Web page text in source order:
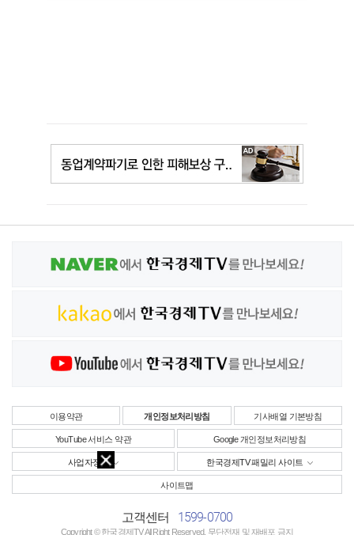
이용약관 개인정보처리방침 기사배열 기본방침
YouTube 서비스 약관 Google 개인정보처리방침
사업자정보 한국경제TV 패밀리 사이트
사이트맵
고객센터 1599-0700
Copyright © 한국경제TV All Right Reserved. 무단전재 및 재배포 금지